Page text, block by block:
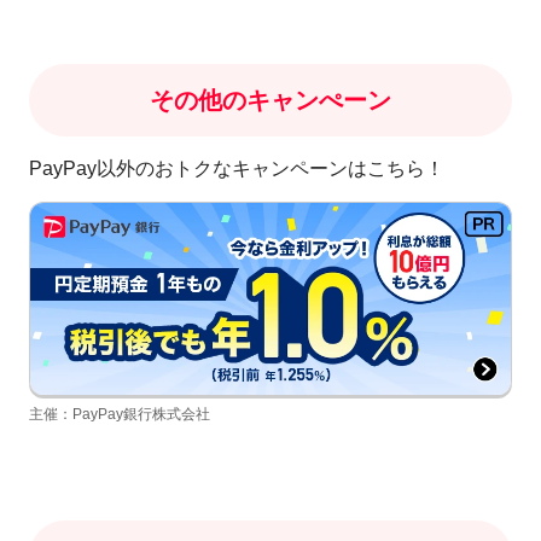
その他のキャンぺーン
PayPay以外のおトクなキャンペーンはこちら！
主催：PayPay銀行株式会社